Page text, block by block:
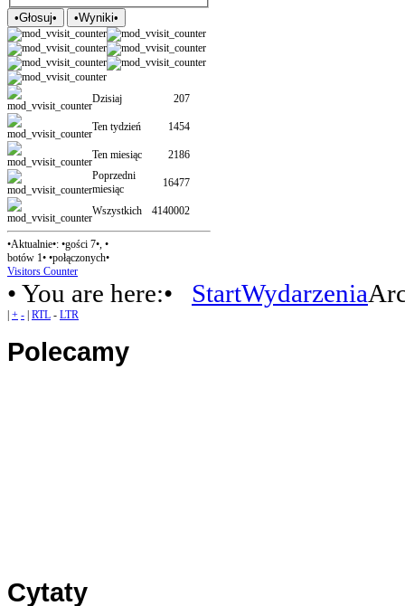
Dzisiaj 207
Ten tydzień 1454
Ten miesiąc
2186
Poprzedni
miesiąc
16477
Wszystkich 4140002
•Aktualnie•: •gości 7•, •
botów 1• •połączonych•
Visitors Counter
• You are here:• StartWydarzenia
| + - | RTL - LTR
Polecamy
Cytaty